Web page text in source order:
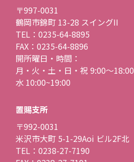
〒997-0031
鶴岡市錦町 13-28 スイングII
TEL：0235-64-8895
FAX：0235-64-8896
開所曜日・時間：
月・火・土・日・祝 9:00〜18:00
水 10:00~19:00
置賜支所
〒992-0031
米沢市大町 5-1-29Aoi ビル2F北
TEL：0238-27-7190